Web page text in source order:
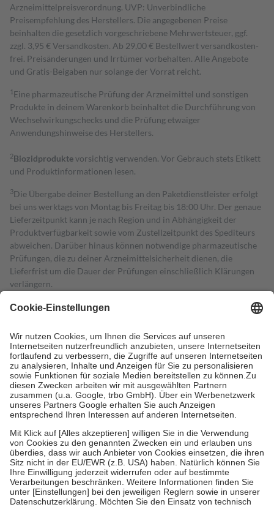
Arzneimittelpreisverordnung. UVP: Unverbindliche
Preisempfehlung des Herstellers. Die angegebenen Preise
beinhalten die gesetzlich vorgeschriebene Mehrwertsteuer, ggf.
zzgl. 3,95 € Versandkosten. Ab 29,00 € Bestell­wert versand­kosten­
frei. Preisänderungen und Irrtümer vorbehalten. Alle Angebote
und Gratis-Beigaben nur solange der Vorrat reicht.
1 Eine pharmazeutische Prüfung der Arzneimittel und sonstigen
Produkte in deinem Warenkorb beinhaltet die Durchführung von
Wechselwirkungschecks und die Prüfung etwaiger
Anwendungshinweise des Herstellers.
2Biozidproduktevorsichtig verwenden. Vor Gebrauch stets Etikett
und Produktinformationen lesen.
3Die Übergabe deiner Bestellung an den Paketdienstleister erfolgt
bei uns werktags von Montag bis Freitag bis 18:00 Uhr. Der genaue
Lieferzeitpunkt kann je nach Region und in Abhängigkeit der
Produktverfügbarkeit sowie vom Zustellzeitpunkt des Spediteurs
abweichen. Darüber hinaus können notwendige pharmazeutische
Prüfungen, die zu deiner Arzneimittelsicherheit dienen, die
Lieferfrist um die Dauer der Prüfungen einschließlich Klärungen
verlängern.
4Für verschreibungspflichtige Medikamente stellt der Arzt ein
gesetzliche Krankenversicherung übernimmt in der Regel die
Kosten dafür, der Versicherte trägt einen Teil davon als Zuzahlung
mit.
Grundsätzlich leisten Mitglieder Zuzahlungen in Höhe von zehn
Prozent des Abgabepreises,mindestensjedochfünf Euro
höchstens zehn Euro.Es sind jedoch nie mehr als die tatsächlichen
Kosten der Leistung zu entrichten.
Diese Regeln gelten grundsätzlich auch für Online-Apotheken.
Bei Heilmitteln und häuslicher Krankenpflege beträgt die
Zuzahlung zehn Prozent der Kosten sowie zehn Euro je
Verordnung.
Um das Engagement der Versicherten für ihre eigene Gesundheit zu
stärken und die besondere Stellung der Familie zu unterstützen,
fallenkeine Zuzahlungenan bei: